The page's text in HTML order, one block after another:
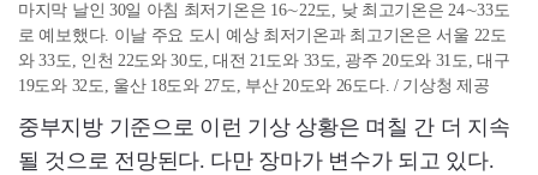
마지막 날인 30일 아침 최저기온은 16∼22도, 낮 최고기온은 24∼33도
로 예보했다. 이날 주요 도시 예상 최저기온과 최고기온은 서울 22도
와 33도, 인천 22도와 30도, 대전 21도와 33도, 광주 20도와 31도, 대구
19도와 32도, 울산 18도와 27도, 부산 20도와 26도다. / 기상청 제공
중부지방 기준으로 이런 기상 상황은 며칠 간 더 지속
될 것으로 전망된다. 다만 장마가 변수가 되고 있다.